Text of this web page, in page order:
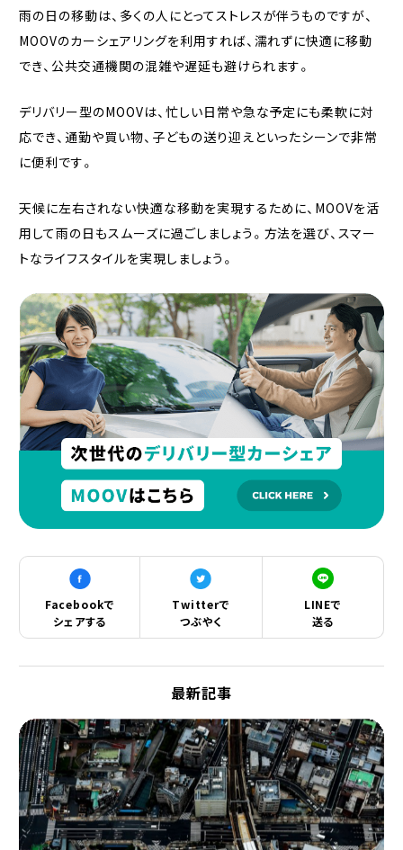
雨の日の移動は、多くの人にとってストレスが伴うものですが、
MOOVのカーシェアリングを利用すれば、濡れずに快適に移動
でき、公共交通機関の混雑や遅延も避けられます。
デリバリー型のMOOVは、忙しい日常や急な予定にも柔軟に対
応でき、通勤や買い物、子どもの送り迎えといったシーンで非常
に便利です。
天候に左右されない快適な移動を実現するために、MOOVを活
用して雨の日もスムーズに過ごしましょう。方法を選び、スマー
トなライフスタイルを実現しましょう。
Facebookで
シェアする
Twitterで
つぶやく
LINEで
送る
最新記事